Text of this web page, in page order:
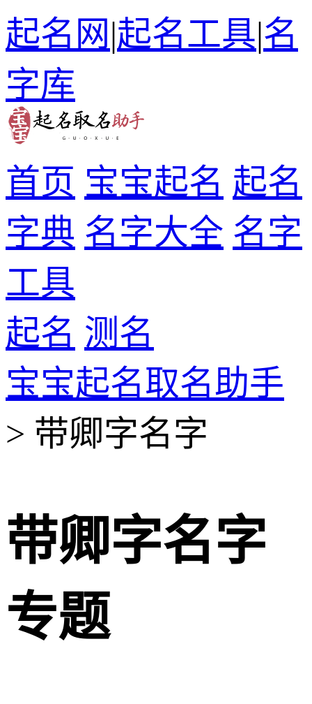
起名网|起名工具|名
字库
首页 宝宝起名 起名
字典 名字大全 名字
工具
起名 测名
宝宝起名取名助手
> 带卿字名字
带卿字名字
专题